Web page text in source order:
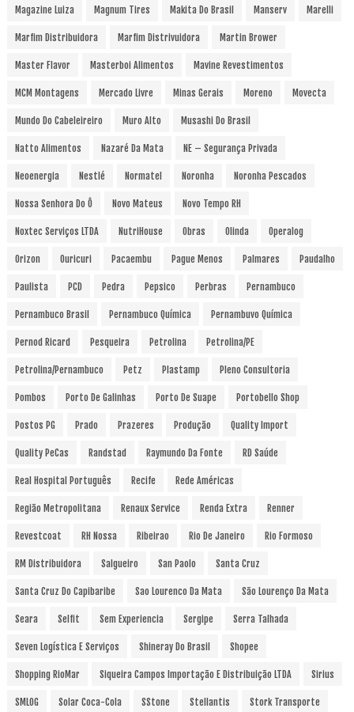
Magazine Luiza Magnum Tires Makita Do Brasil Manserv Marelli
Marfim Distribuidora Marfim Distrivuidora Martin Brower
Master Flavor Masterboi Alimentos Mavine Revestimentos
MCM Montagens Mercado Livre Minas Gerais Moreno Movecta
Mundo Do Cabeleireiro Muro Alto Musashi Do Brasil
Natto Alimentos Nazaré Da Mata NE – Segurança Privada
Neoenergia Nestlé Normatel Noronha Noronha Pescados
Nossa Senhora Do Ô Novo Mateus Novo Tempo RH
Noxtec Serviços LTDA NutriHouse Obras Olinda Operalog
Orizon Ouricuri Pacaembu Pague Menos Palmares Paudalho
Paulista PCD Pedra Pepsico Perbras Pernambuco
Pernambuco Brasil Pernambuco Química Pernambuvo Química
Pernod Ricard Pesqueira Petrolina Petrolina/PE
Petrolina/Pernambuco Petz Plastamp Pleno Consultoria
Pombos Porto De Galinhas Porto De Suape Portobello Shop
Postos PG Prado Prazeres Produção Quality Import
Quality PeCas Randstad Raymundo Da Fonte RD Saúde
Real Hospital Português Recife Rede Américas
Região Metropolitana Renaux Service Renda Extra Renner
Revestcoat RH Nossa Ribeirao Rio De Janeiro Rio Formoso
RM Distribuidora Salgueiro San Paolo Santa Cruz
Santa Cruz Do Capibaribe Sao Lourenco Da Mata São Lourenço Da Mata
Seara Selfit Sem Experiencia Sergipe Serra Talhada
Seven Logística E Serviços Shineray Do Brasil Shopee
Shopping RioMar Siqueira Campos Importação E Distribuição LTDA Sirius
SMLOG Solar Coca-Cola SStone Stellantis Stork Transporte